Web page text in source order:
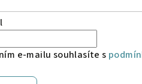
e-mailu souhlasíte s